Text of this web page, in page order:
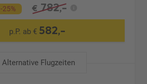
-25% € 782,-
p.P. ab € 582,-
Alternative Flugzeiten